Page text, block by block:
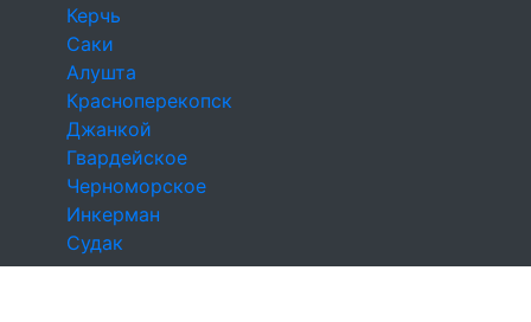
Керчь
Саки
Алушта
Красноперекопск
Джанкой
Гвардейское
Черноморское
Инкерман
Судак